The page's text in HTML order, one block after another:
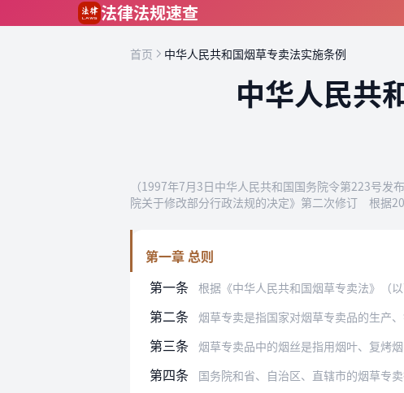
法律法规速查
首页 中华人民共和国烟草专卖法实施条例
中华人民共
（1997年7月3日中华人民共和国国务院令第223号
院关于修改部分行政法规的决定》第二次修订 根据
第一章 总则
第一条
根据《中华人民共和国烟草专卖法》（
第二条 烟草专卖是指国家对烟草专卖品的生产
第三条 烟草专卖品中的烟丝是指用烟叶、复烤
第四条 国务院和省、自治区、直辖市的烟草专卖行政主